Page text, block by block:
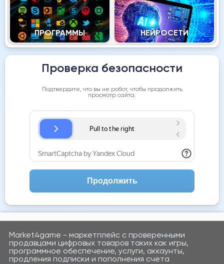
ПРОГРАММЫ НЕЙРОСЕТИ
Проверка безопасности
Подтвердите, что вы не робот, чтобы продолжить
просмотр сайта.
Продолжить
Market4game - маркетплейс с проверенными
продавцами цифровых товаров таких как игры,
программное обеспечение, услуги, аккаунты,
продления подписки и пополнения счета